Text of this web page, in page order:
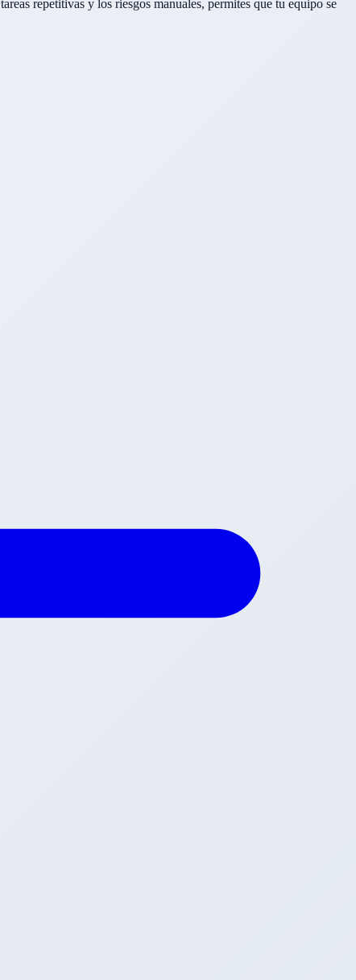
repetitivas y los riesgos manuales, permites que tu equipo se